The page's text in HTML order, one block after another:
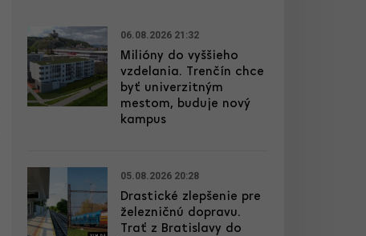
06.08.2026 21:32
Milióny do vyššieho
vzdelania. Trenčín chce
byť univerzitným
mestom, buduje nový
kampus
05.08.2026 20:28
Drastické zlepšenie pre
železničnú dopravu.
Trať z Bratislavy do